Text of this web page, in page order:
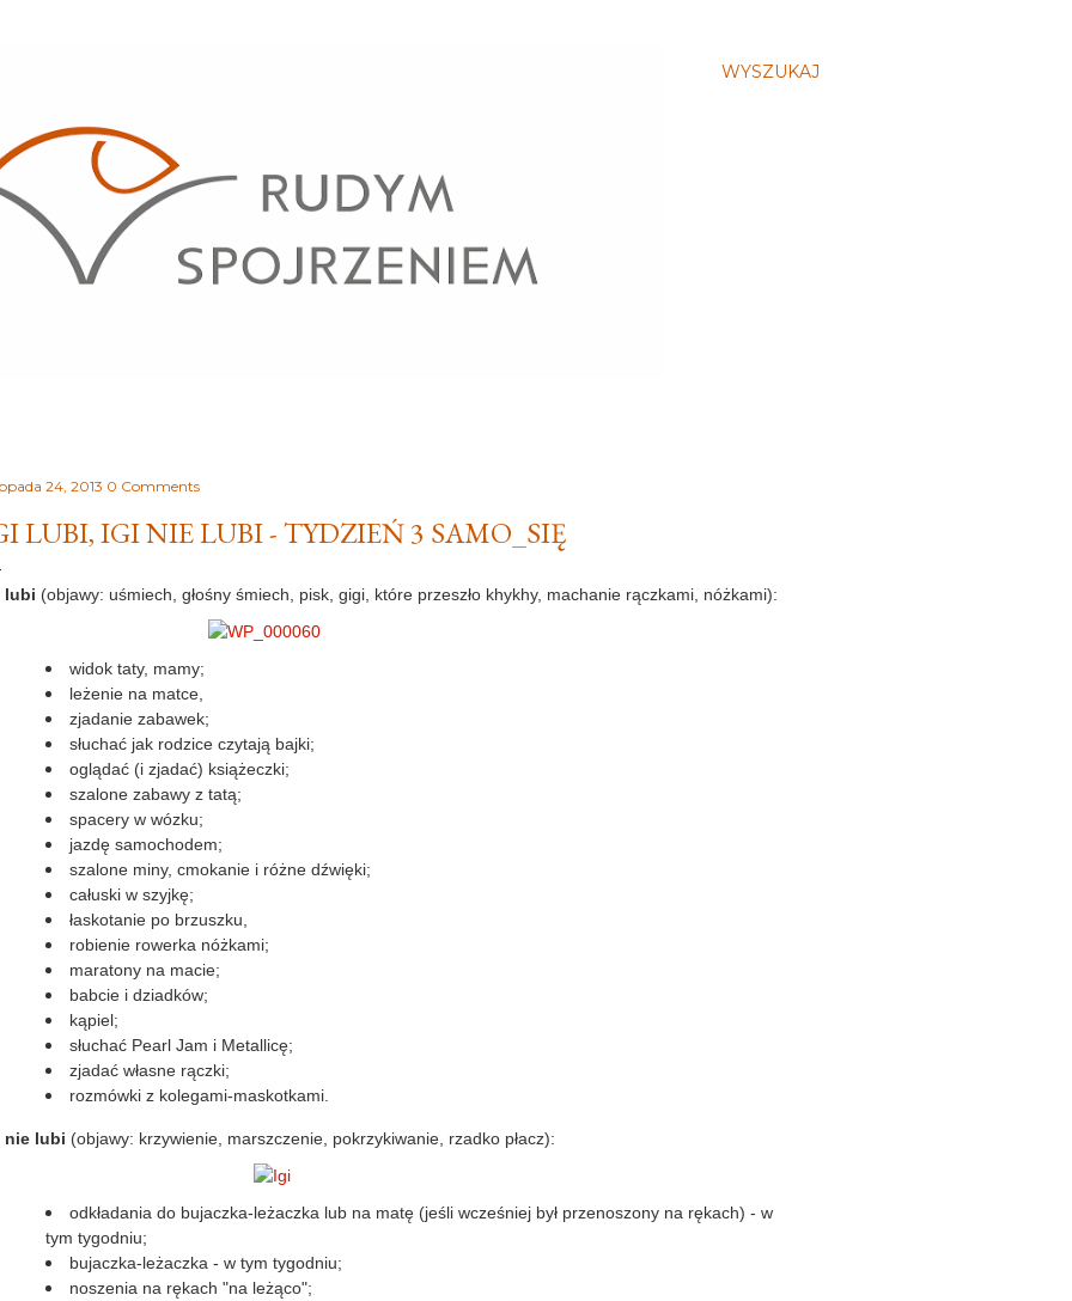
WYSZUKAJ
24, 2013 0 Comments
LUBI, IGI NIE LUBI - TYDZIEŃ 3 SAMO_SIĘ
lubi (objawy: uśmiech, głośny śmiech, pisk, gigi, które przeszło khykhy, machanie rączkami, nóżkami):
widok taty, mamy;
leżenie na matce,
zjadanie zabawek;
słuchać jak rodzice czytają bajki;
oglądać (i zjadać) książeczki;
szalone zabawy z tatą;
spacery w wózku;
jazdę samochodem;
szalone miny, cmokanie i różne dźwięki;
całuski w szyjkę;
łaskotanie po brzuszku,
robienie rowerka nóżkami;
maratony na macie;
babcie i dziadków;
kąpiel;
słuchać Pearl Jam i Metallicę;
zjadać własne rączki;
rozmówki z kolegami-maskotkami.
nie lubi (objawy: krzywienie, marszczenie, pokrzykiwanie, rzadko płacz):
odkładania do bujaczka-leżaczka lub na matę (jeśli wcześniej był przenoszony na rękach) - w
tym tygodniu;
bujaczka-leżaczka - w tym tygodniu;
noszenia na rękach "na leżąco";